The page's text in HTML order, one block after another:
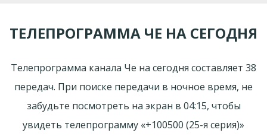
ТЕЛЕПРОГРАММА ЧЕ НА СЕГОДНЯ
Телепрограмма канала Че на сегодня составляет 38
передач. При поиске передачи в ночное время, не
забудьте посмотреть на экран в 04:15, чтобы
увидеть телепрограмму «+100500 (25-я серия)»